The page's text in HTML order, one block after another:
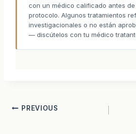
con un médico calificado antes
protocolo. Algunos tratamientos
investigacionales o no están
— discútelos con tu médico
Navegación
PREVIOUS